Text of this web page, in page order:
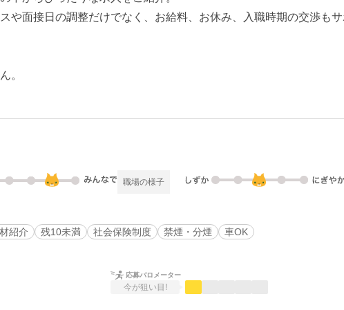
や面接日の調整だけでなく、お給料、お休み、入職時期の交渉もサ
。
職場の様子
紹介 残10未満 社会保険制度 禁煙・分煙 車OK
応募バロメーター
今が狙い目!